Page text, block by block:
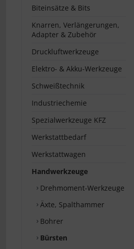
Biteinsätze & Bits
Knarren, Verlängerungen,
Adapter & Zubehör
Druckluftwerkzeuge
Elektro- & Akku-Werkzeuge
Schweißtechnik
Industriechemie
Spezialwerkzeuge KFZ
Werkstattbedarf
Werkstattwagen
Handwerkzeuge
Drehmoment-Werkzeuge
Äxte, Spalthammer
Bohrer
Bürsten